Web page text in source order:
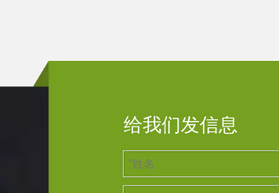
给我们发信息